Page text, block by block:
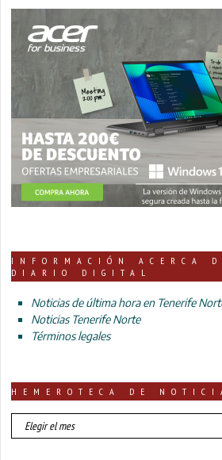
INFORMACIÓN ACERCA
DIARIO DIGITAL
Noticias de última hora en Tenerife
Noticias Tenerife Norte
Términos legales
HEMEROTECA DE
HEMEROTECA
DE